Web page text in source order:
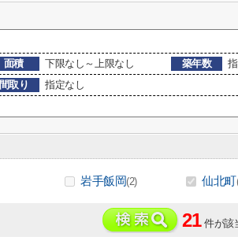
面積 下限なし～上限なし 築年数
間取り
指定なし
岩手飯岡(2) 仙北町
21 件が該